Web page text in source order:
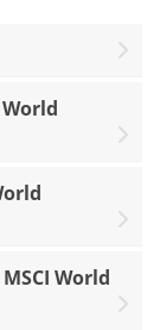
World